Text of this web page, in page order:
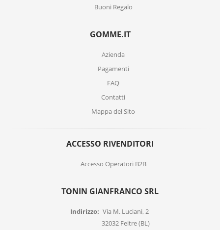
Buoni Regalo
GOMME.IT
Azienda
Pagamenti
FAQ
Contatti
Mappa del Sito
ACCESSO RIVENDITORI
Accesso Operatori B2B
TONIN GIANFRANCO SRL
Indirizzo: Via M. Luciani, 2
32032 Feltre (BL)